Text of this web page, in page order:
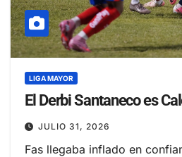
LIGA MAYOR
El Derbi Santaneco es
JULIO 31, 2026
Fas llegaba inflado en